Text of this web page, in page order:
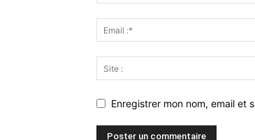
Enregistrer mon nom, email et